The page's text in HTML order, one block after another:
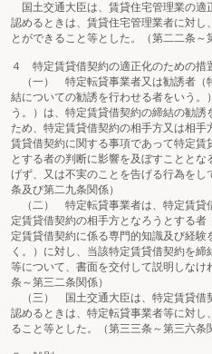
国土交通大臣は、賃貸住宅管理業の適
認めるときは、賃貸住宅管理業者に対し
とができること等とした。（第二二条～
４ 特定賃貸借契約の適正化のための措
（一） 特定転貸事業者又は勧誘者（
結についての勧誘を行わせる者をいう
う。）は、特定賃貸借契約の締結の勧
ため、特定賃貸借契約の相手方又は相
賃貸借契約に関する事項であって特定賃
とする者の判断に影響を及ぼすことと
げず、又は不実のことを告げる行為を
条及び第二九条関係）
（二） 特定転貸事業者は、特定賃貸
定賃貸借契約の相手方となろうとする
定賃貸借契約に係る専門的知識及び経
く。）に対し、当該特定賃貸借契約を
等について、書面を交付して説明しな
条～第三二条関係）
（三） 国土交通大臣は、特定賃貸借
認めるときは、特定転貸事業者等に対し
ること等とした。（第三三条～第三六条